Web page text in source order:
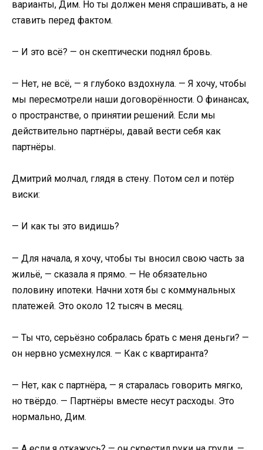
варианты, Дим. Но ты должен меня спрашивать, а не
ставить перед фактом.
— И это всё? — он скептически поднял бровь.
— Нет, не всё, — я глубоко вздохнула. — Я хочу, чтобы
мы пересмотрели наши договорённости. О финансах,
о пространстве, о принятии решений. Если мы
действительно партнёры, давай вести себя как
партнёры.
Дмитрий молчал, глядя в стену. Потом сел и потёр
виски:
— И как ты это видишь?
— Для начала, я хочу, чтобы ты вносил свою часть за
жильё, — сказала я прямо. — Не обязательно
половину ипотеки. Начни хотя бы с коммунальных
платежей. Это около 12 тысяч в месяц.
— Ты что, серьёзно собралась брать с меня деньги? —
он нервно усмехнулся. — Как с квартиранта?
— Нет, как с партнёра, — я старалась говорить мягко,
но твёрдо. — Партнёры вместе несут расходы. Это
нормально, Дим.